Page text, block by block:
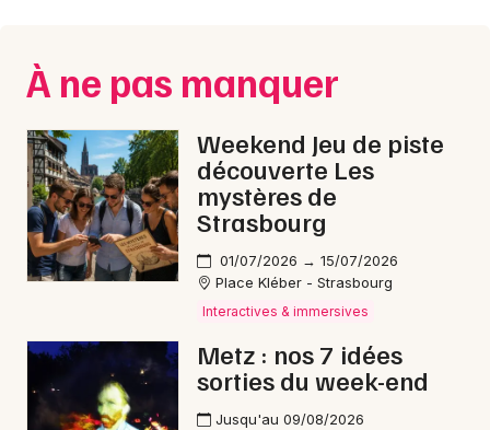
Sports
Soirées
Sorties famille
Expos
Interactives & immersives en Moselle
Interactives & immersives en Lorraine
Paris
Strasbourg
Toulouse
Toutes les villes
À ne pas manquer
Weekend Jeu de piste
découverte Les
mystères de
Strasbourg
01/07/2026 → 15/07/2026
Place Kléber - Strasbourg
Interactives & immersives
Metz : nos 7 idées
sorties du week-end
Jusqu'au 09/08/2026